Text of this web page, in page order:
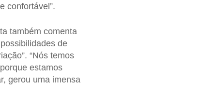
confortável”.
também comenta
de
“Nós temos
estamos
gerou uma imensa